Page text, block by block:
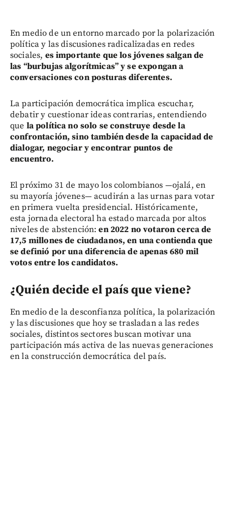
En medio de un entorno marcado por la polarización
política y las discusiones radicalizadas en redes
sociales, es importante que los jóvenes salgan de
las “burbujas algorítmicas” y se expongan a
conversaciones con posturas diferentes.
La participación democrática implica escuchar,
debatir y cuestionar ideas contrarias, entendiendo
que la política no solo se construye desde la
confrontación, sino también desde la capacidad de
dialogar, negociar y encontrar puntos de
encuentro.
El próximo 31 de mayo los colombianos —ojalá, en
su mayoría jóvenes— acudirán a las urnas para votar
en primera vuelta presidencial. Históricamente,
esta jornada electoral ha estado marcada por altos
niveles de abstención:en 2022 no votaron cerca de
17,5 millones de ciudadanos, en una contienda que
se definió por una diferencia de apenas 680 mil
votos entre los candidatos.
¿Quién decide el país que viene?
En medio de la desconfianza política, la polarización
y las discusiones que hoy se trasladan a las redes
sociales, distintos sectores buscan motivar una
participación más activa de las nuevas generaciones
en la construcción democrática del país.